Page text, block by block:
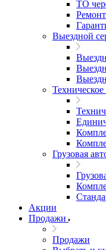
ТО
Выездной
Грузовая
Акции
Продажи
Продажи